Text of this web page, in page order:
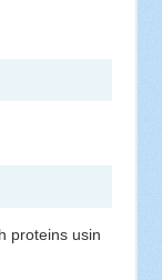
proteins usin